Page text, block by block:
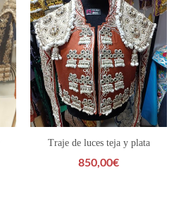
Traje de luces teja y plata
850,00€